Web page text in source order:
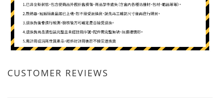
CUSTOMER REVIEWS